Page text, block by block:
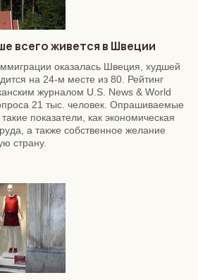
всего живется в Швеции
оказалась Швеция, худшей
на 24-м месте из 80. Рейтинг
журналом U.S. News & World
21 тыс. человек. Опрашиваемые
показатели, как экономическая
а также собственное желание
страну.